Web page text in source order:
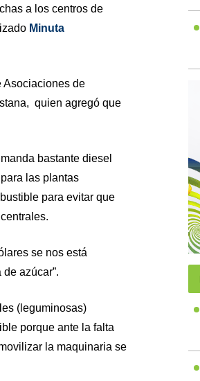
a los centros de
Minuta
Asociaciones de
quien agregó que
bastante diesel
las plantas
para evitar que
se nos está
azúcar”.
(leguminosas)
porque ante la falta
la maquinaria se